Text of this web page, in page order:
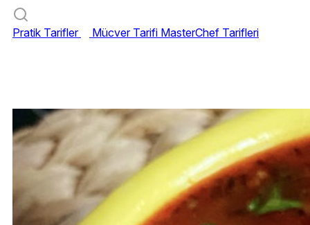
Pratik Tarifler Mücver Tarifi MasterChef Tarifleri